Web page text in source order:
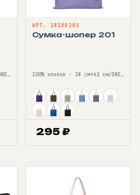
100% хлопок · 38 см*42 см/ONE SIZE
АРТ. 18100201
Сумка-шопер 201
100% хлопок · 38 см*42 см/ONE SIZE
295₽